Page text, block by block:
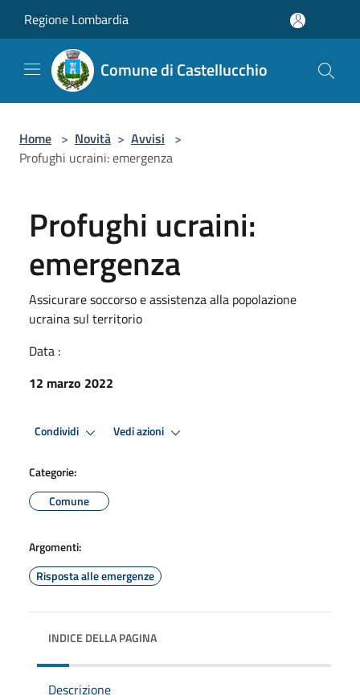
Regione Lombardia
Comune di Castellucchio
Home > Novità > Avvisi >
Profughi ucraini: emergenza
Profughi ucraini:
emergenza
Assicurare soccorso e assistenza alla popolazione
ucraina sul territorio
Data :
12 marzo 2022
Condividi Vedi azioni
Categorie:
Comune
Argomenti:
Risposta alle emergenze
INDICE DELLA PAGINA
Descrizione